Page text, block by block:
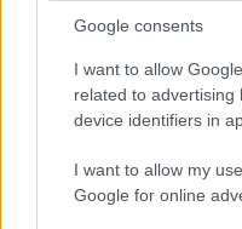
Google consents
I want to allow
related to advertising
device identifiers in
I want to allow my
Google for online
övezte, már csak
házasságban élt:
berlini étterem
ismeri a színészt még
felesége is Roland
meg, amikor 2019